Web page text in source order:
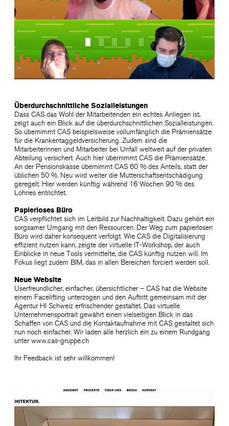
Überdurchschnittliche Sozialleistungen
Dass CAS das Wohl der Mitarbeitenden ein echtes Anliegen ist,
zeigt auch ein Blick auf die überdurchschnittlichen Sozialleistungen.
So übernimmt CAS beispielsweise vollumfänglich die Prämiensätze
für die Krankentaggeldversicherung. Zudem sind die
Mitarbeiterinnen und Mitarbeiter bei Unfall weltweit auf der privaten
Abteilung versichert. Auch hier übernimmt CAS die Prämiensätze.
An der Pensionskasse übernimmt CAS 60 % des Anteils, statt der
üblichen 50 %. Neu wird weiter die Mutterschaftsentschädigung
geregelt. Hier werden künftig während 16 Wochen 90 % des
Lohnes entrichtet.
Papierloses Büro
CAS verpflichtet sich im Leitbild zur Nachhaltigkeit. Dazu gehört ein
sorgsamer Umgang mit den Ressourcen. Der Weg zum papierlosen
Büro wird daher konsequent verfolgt. Wie CAS die Digitalisierung
effizient nutzen kann, zeigte der virtuelle IT-Workshop, der auch
Einblicke in neue Tools vermittelte, die CAS künftig nutzen will. Im
Fokus liegt zudem BIM, das in allen Bereichen forciert werden soll.
Neue Website
Userfreundlicher, einfacher, übersichtlicher – CAS hat die Website
einem Facelifting unterzogen und den Auftritt gemeinsam mit der
Agentur HI Schweiz erfrischender gestaltet. Das virtuelle
Unternehmensportrait gewährt einen vielseitigen Blick in das
Schaffen von CAS und die Kontaktaufnahme mit CAS gestaltet sich
nun noch einfacher. Wir laden alle herzlich ein zu einem Rundgang
unter www​.cas​-gruppe​.ch
Ihr Feedback ist sehr willkommen!